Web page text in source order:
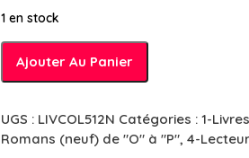
1 en stock
quantité
de
9/11
ans
Ajouter Au Panier
UGS : LIVCOL512N Catégories : 1-
Romans (neuf) de "O" à "P", 4-